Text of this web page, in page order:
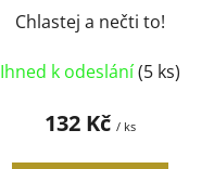
Chlastej a nečti to!
Ihned k odeslání(5 ks)
132 Kč / ks